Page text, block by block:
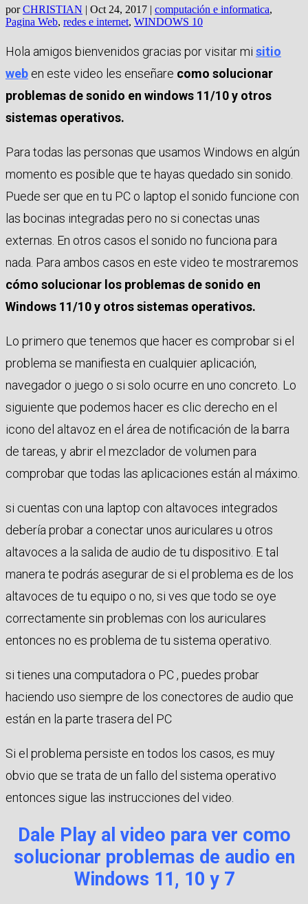
porCHRISTIAN | Oct 24, 2017 | computación e informatica,
Pagina Web, redes e internet, WINDOWS 10
Hola amigos bienvenidos gracias por visitar mi sitio
web en este video les enseñare como solucionar
problemas de sonido en windows 11/10 y otros
sistemas operativos.
Para todas las personas que usamos Windows en algún
momento es posible que te hayas quedado sin sonido.
Puede ser que en tu PC o laptop el sonido funcione con
las bocinas integradas pero no si conectas unas
externas. En otros casos el sonido no funciona para
nada. Para ambos casos en este video te mostraremos
cómo solucionar los problemas de sonido en
Windows 11/10 y otros sistemas operativos.
Lo primero que tenemos que hacer es comprobar si el
problema se manifiesta en cualquier aplicación,
navegador o juego o si solo ocurre en uno concreto. Lo
siguiente que podemos hacer es clic derecho en el
icono del altavoz en el área de notificación de la barra
de tareas, y abrir el mezclador de volumen para
comprobar que todas las aplicaciones están al máximo.
si cuentas con una laptop con altavoces integrados
debería probar a conectar unos auriculares u otros
altavoces a la salida de audio de tu dispositivo. E tal
manera te podrás asegurar de si el problema es de los
altavoces de tu equipo o no, si ves que todo se oye
correctamente sin problemas con los auriculares
entonces no es problema de tu sistema operativo.
si tienes una computadora o PC , puedes probar
haciendo uso siempre de los conectores de audio que
están en la parte trasera del PC
Si el problema persiste en todos los casos, es muy
obvio que se trata de un fallo del sistema operativo
entonces sigue las instrucciones del video.
Dale Play al video para ver como
solucionar problemas de audio en
Windows 11, 10 y 7